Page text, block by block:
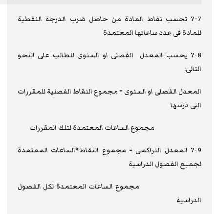
7-7 تحسب نقاط المادة من حاصل ضرب الدرجة النقطية
للمادة فى عدد ساعاتها المعتمدة
7-8 يحسب المعدل الفصلى او السنوى للطالب على النحو
التالى:
المعدل الفصلى او السنوى = مجموع النقاط الفصلية للمقررات
التى درسها
مجموع الساعات المعتمدة لتلك المقررات
7-9 المعدل التراكمى = مجموع النقاط*الساعات المعتمدة
لجميع الفصول الدراسية
مجموع الساعات المعتمدة لكل الفصول
الدراسية